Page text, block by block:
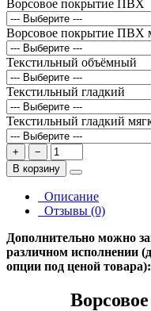
Ворсовое покрытие ПВХ
Ворсовое покрытие ПВХ
Текстильный объёмный
Текстильный гладкий
Текстильный гладкий
+
−
В корзину
Описание
Отзывы (0)
Дополнительно можно
различном исполнении
опции под ценой товара):